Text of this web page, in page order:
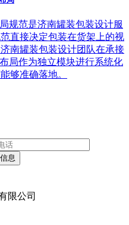
规范是济南罐装包装设计服
直接决定包装在货架上的视
南罐装包装设计团队在承接
局作为独立模块进行系统化
够准确落地。
限公司